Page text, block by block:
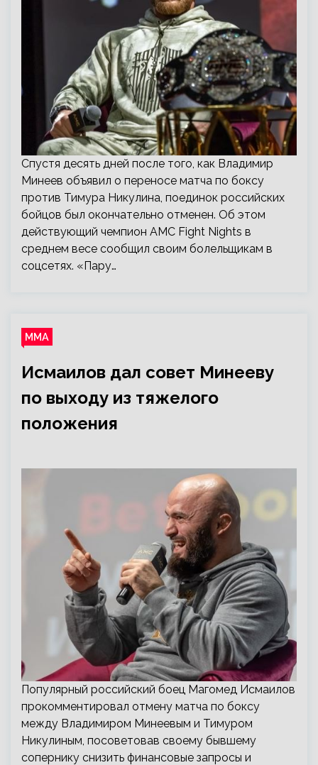
Спустя десять дней после того, как Владимир
Минеев объявил о переносе матча по боксу
против Тимура Никулина, поединок российских
бойцов был окончательно отменен. Об этом
действующий чемпион AMC Fight Nights в
среднем весе сообщил своим болельщикам в
соцсетях. «Пару…
ММА
Исмаилов дал совет Минееву
по выходу из тяжелого
положения
Популярный российский боец Магомед Исмаилов
прокомментировал отмену матча по боксу
между Владимиром Минеевым и Тимуром
Никулиным, посоветовав своему бывшему
сопернику снизить финансовые запросы и